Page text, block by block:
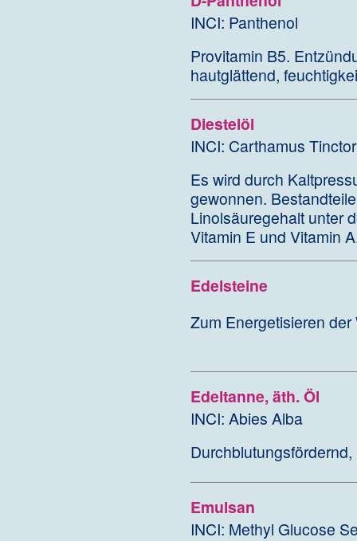
INCI: Panthenol
Provitamin B5.
hautglättend,
Diestelöl
INCI: Carthamus
Es wird durch
gewonnen.
Linolsäuregehalt unter
Vitamin E und Vitamin
Edelsteine
Zum Energetisieren
Edeltanne, äth. Öl
INCI: Abies Alba
Emulsan
INCI: Methyl Glucose